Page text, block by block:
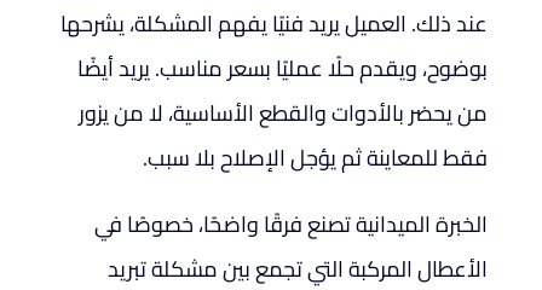
عند ذلك. العميل يريد فنيًا يفهم المشكلة، يشرحها
بوضوح، ويقدم حلًا عمليًا بسعر مناسب. يريد أيضًا
من يحضر بالأدوات والقطع الأساسية، لا من يزور
فقط للمعاينة ثم يؤجل الإصلاح بلا سبب.
الخبرة الميدانية تصنع فرقًا واضحًا، خصوصًا في
الأعطال المركبة التي تجمع بين مشكلة تبريد